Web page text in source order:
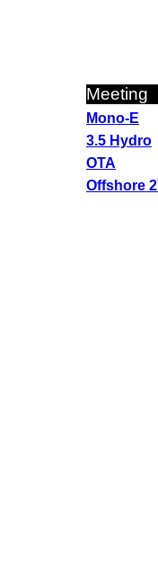
Meeting
Mono-E
3.5 Hydro
OTA
Offshore